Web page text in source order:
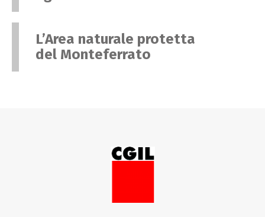
L’Area naturale protetta
del Monteferrato